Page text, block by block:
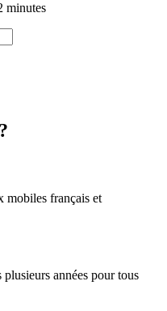
minutes
mobiles français et
années pour tous